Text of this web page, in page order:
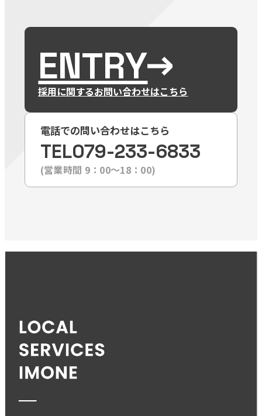
ENTRY
採用に関するお問い合わせはこちら
電話での問い合わせはこちら
TEL079-233-6833
(営業時間 9：00〜18：00)